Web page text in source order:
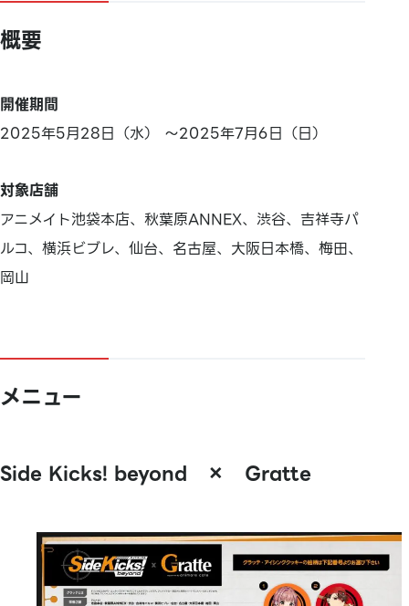
概要
開催期間
2025年5月28日（水） ～2025年7月6日（日）
対象店舗
アニメイト池袋本店、秋葉原ANNEX、渋谷、吉祥寺パ
ルコ、横浜ビブレ、仙台、名古屋、大阪日本橋、梅田、
岡山
メニュー
Side Kicks! beyond × Gratte